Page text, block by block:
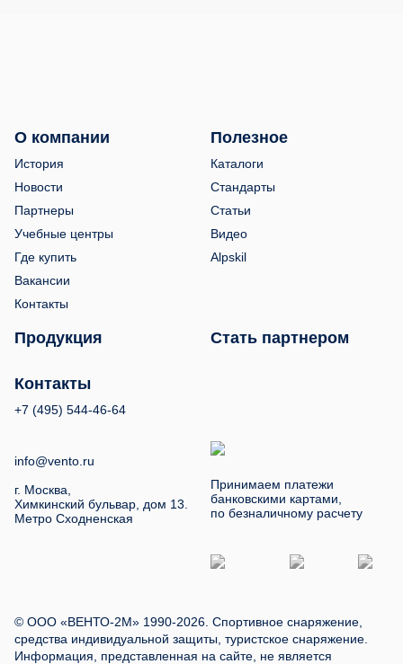
О компании
История
Новости
Партнеры
Учебные центры
Где купить
Вакансии
Контакты
Полезное
Каталоги
Стандарты
Статьи
Видео
Alpskil
Продукция Стать партнером
Контакты
+7 (495) 544-46-64
info@vento.ru
г. Москва,
Химкинский бульвар, дом 13.
Метро Сходненская
Принимаем платежи
банковскими картами,
по безналичному расчету
© ООО «ВЕНТО-2М» 1990-2026. Спортивное снаряжение,
средства индивидуальной защиты, туристское снаряжение.
Информация, представленная на сайте, не является